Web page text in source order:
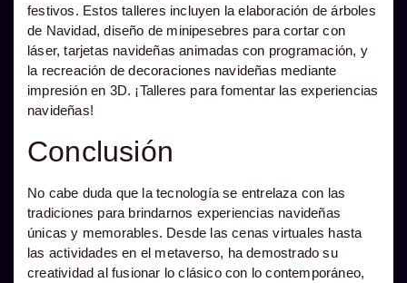
festivos. Estos talleres incluyen la elaboración de árboles
de Navidad, diseño de minipesebres para cortar con
láser, tarjetas navideñas animadas con programación, y
la recreación de decoraciones navideñas mediante
impresión en 3D. ¡Talleres para fomentar las experiencias
navideñas!
Conclusión
No cabe duda que la tecnología se entrelaza con las
tradiciones para brindarnos experiencias navideñas
únicas y memorables. Desde las cenas virtuales hasta
las actividades en el metaverso, ha demostrado su
creatividad al fusionar lo clásico con lo contemporáneo,